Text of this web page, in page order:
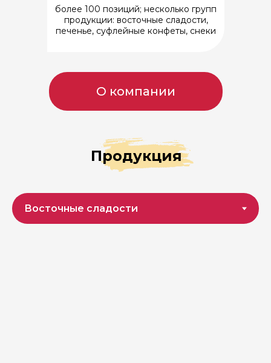
более 100 позиций; несколько групп
продукции: восточные сладости,
печенье, суфлейные конфеты, снеки
О компании
Продукция